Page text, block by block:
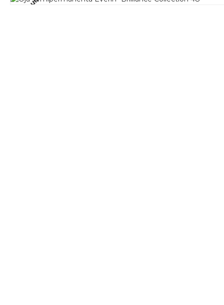
Stoc epuizat